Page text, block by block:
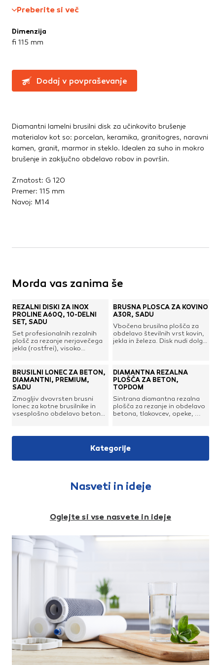
Ročne žage, sekire, noži
Zidarsko orodje
Konzole in nosilci
Kotniki
Spojni elementi
Verige, jeklene vrvi
Vijaki
Žičniki
Preberite si več
Dimenzija
fi 115 mm
Dodaj v povpraševanje
Diamantni lamelni brusilni disk za učinkovito brušenje
materialov kot so: porcelan, keramika, granitogres, naravni
kamen, granit, marmor in steklo. Idealen za suho in mokro
brušenje in zaključno obdelavo robov in površin.
Zrnatost: G 120
Premer: 115 mm
Navoj: M14
Morda vas zanima še
REZALNI DISKI ZA INOX
PROLINE A60Q, 10-DELNI
SET, SADU
Set profesionalnih rezalnih
plošč za rezanje nerjavečega
jekla (rostfrei), visoko
pocinkanih materialov.
Odlikuje jih dolga življenjska
doba, hiter in učinkovit rez ter
premer: 125 mmPremer
izvrtine: 22,23 mmDebelina:
1,0 mmOblika: ploskaPakiranje
BRUSNA PLOŠČA ZA KOVINO
A30R, SADU
Vbočena brusilna plošča za
obdelavo številnih vrst kovin,
jekla in železa. Disk nudi dolgo
nerjavna jekla, tanke
pločevine, cevi. Odstranjuje
neravnine, brizganje pri
vogalov in robov.Zunanji
premer: 115 mmPremer
izvrtine: 22,23 mmDebelina:
BRUSILNI LONEC ZA BETON,
DIAMANTNI, PREMIUM,
SADU
Zmogljiv dvovrsten brusni
lonec za kotne brusilnike in
vsesplošno obdelavo betona,
DIAMANTNA REZALNA
PLOŠČA ZA BETON,
TOPDOM
Sintrana diamantna rezalna
plošča za rezanje in obdelavo
betona, tlakovcev, opeke, ...
Kategorije
Nasveti in ideje
Oglejte si vse nasvete in ideje
Partnerska oglaševalska podjetja jih lahko uporabljajo za
prikazovanje ustreznih oglasov na drugih spletnih mestih.
Pri delu uporabljajo edinstveno prepoznavanje vašega
ne boste deležni našega ciljnega spletnega oglaševanja.
DOVOLI VSE